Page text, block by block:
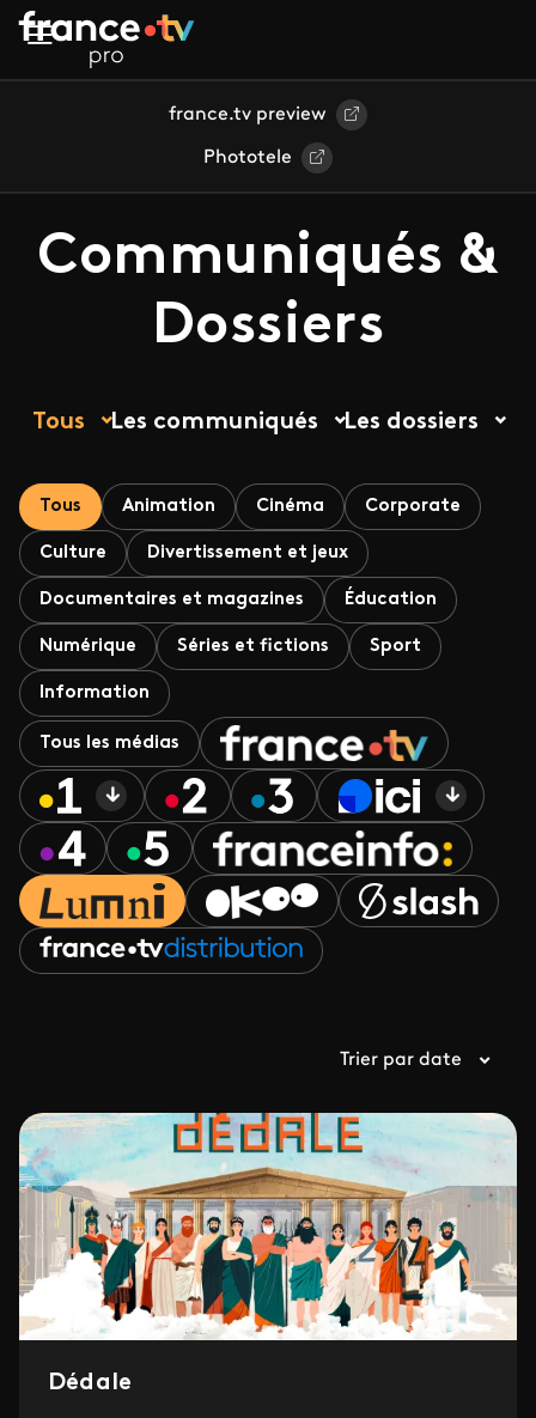
Aller au contenu principal
france.tv preview
Phototele
Communiqués &
Dossiers
Tous Les communiqués Les dossiers
Tous Animation Cinéma Corporate
Culture Divertissement et jeux
Documentaires et magazines Éducation
Numérique Séries et fictions Sport
Information
Tous les médias
Trier par date
Dédale